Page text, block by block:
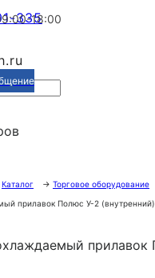
33518:00
Каталог → Торговое оборудование
прилавок Полюс У-2 (внутренний)